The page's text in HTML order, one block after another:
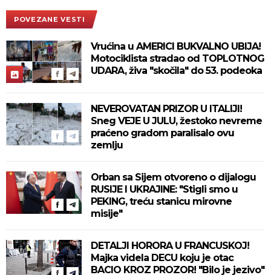
POVEZANE VESTI
Vrućina u AMERICI BUKVALNO UBIJA!
Motociklista stradao od TOPLOTNOG
UDARA, živa "skočila" do 53. podeoka
NEVEROVATAN PRIZOR U ITALIJI!
Sneg VEJE U JULU, žestoko nevreme
praćeno gradom paralisalo ovu
zemlju
Orban sa Sijem otvoreno o dijalogu
RUSIJE I UKRAJINE: "Stigli smo u
PEKING, treću stanicu mirovne
misije"
DETALJI HORORA U FRANCUSKOJ!
Majka videla DECU koju je otac
BACIO KROZ PROZOR! "Bilo je jezivo"